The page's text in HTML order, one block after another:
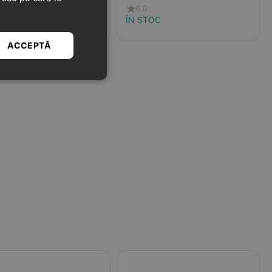
0.0
ÎN STOC
ACCEPTĂ